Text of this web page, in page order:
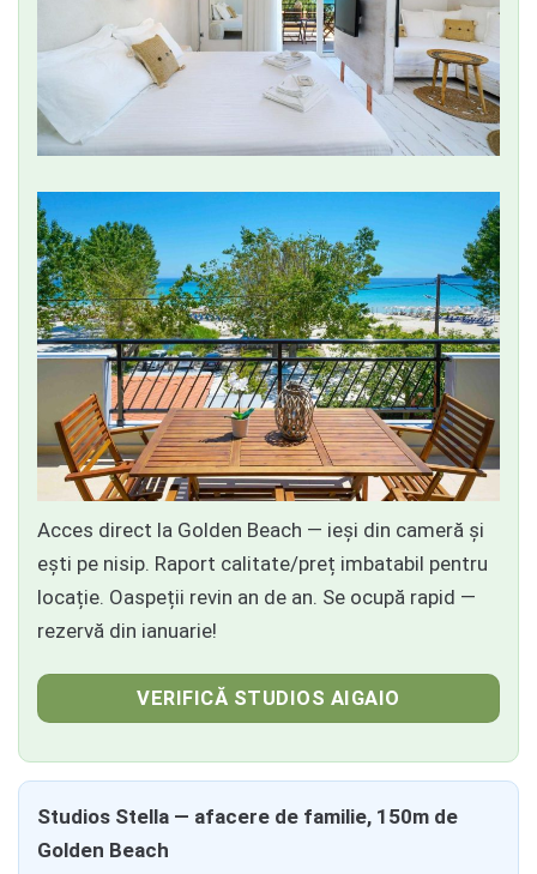
Acces direct la Golden Beach — ieși din cameră și
ești pe nisip. Raport calitate/preț imbatabil pentru
locație. Oaspeții revin an de an. Se ocupă rapid —
rezervă din ianuarie!
VERIFICĂ STUDIOS AIGAIO
Studios Stella — afacere de familie, 150m de
Golden Beach